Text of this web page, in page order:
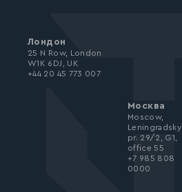
Лондон
25 N Row, London
W1K 6DJ, UK
+44 20 45 773 007
Москва
Moscow,
Leningradsky
pr. 29/2, G1,
office 55
+7 985 808
0000